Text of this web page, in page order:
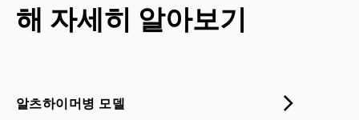
해 자세히 알아보기
알츠하이머병 모델